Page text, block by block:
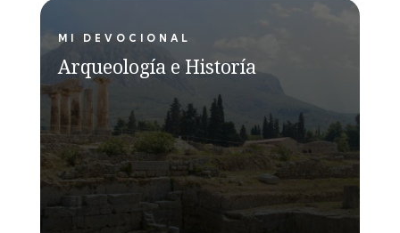
MI DEVOCIONAL
Arqueología e Historía